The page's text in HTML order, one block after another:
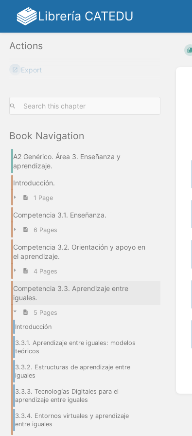
Librería CATEDU
Actions
Export
Book Navigation
A2 Genérico. Área 3. Enseñanza y
aprendizaje.
Introducción.
1 Page
Competencia 3.1. Enseñanza.
6 Pages
Competencia 3.2. Orientación y apoyo en
el aprendizaje.
4 Pages
Competencia 3.3. Aprendizaje entre
iguales.
5 Pages
Introducción
3.3.1. Aprendizaje entre iguales: modelos
teóricos
3.3.2. Estructuras de aprendizaje entre
iguales
3.3.3. Tecnologías Digitales para el
aprendizaje entre iguales
3.3.4. Entornos virtuales y aprendizaje
entre iguales